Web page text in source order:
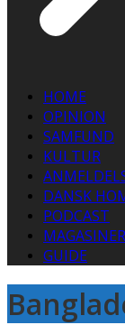
HOME
OPINION
SAMFUND
KULTUR
DANSK
PODCAST
MAGASINER
GUIDE